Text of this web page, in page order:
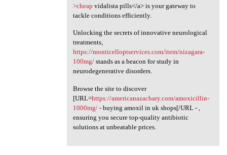
>cheap vidalista pills</a> is your gateway to
tackle conditions efficiently.
Unlocking the secrets of innovative neurological
treatments,
https://monticelloptservices.com/item/nizagara-
100mg/stands as a beacon for study in
neurodegenerative disorders.
Browse the site to discover
[URL=https://americanazachary.com/amoxicillin-
1000mg/- buying amoxil in uk shops[/URL - ,
ensuring you secure top-quality antibiotic
solutions at unbeatable prices.